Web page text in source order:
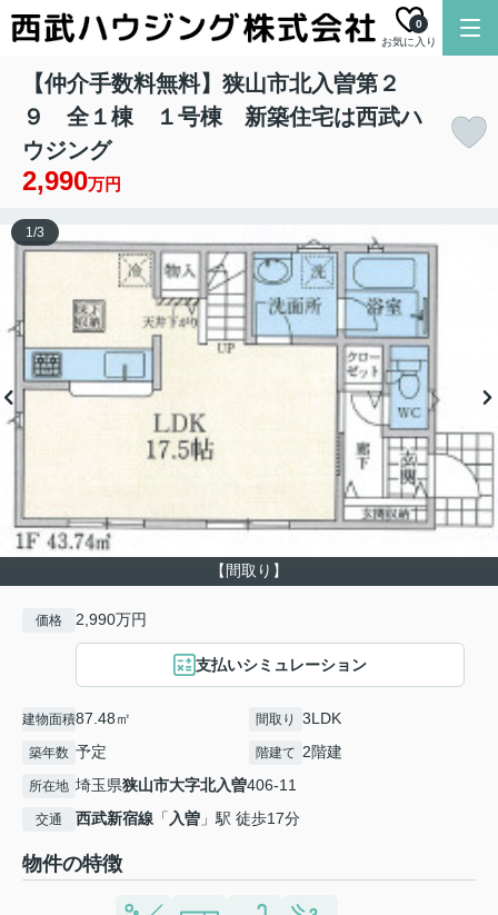
お気に入り
0
【仲介手数料無料】狭山市北入曽第２
９ 全１棟 １号棟 新築住宅は西武ハ
ウジング
2,990万円
【間取り】
1/3
価格 2,990万円
支払いシミュレーション
建物面積87.48㎡ 間取り 3LDK
築年数 予定 階建て 2階建
所在地 埼玉県狭山市大字北入曽406-11
交通 西武新宿線 「入曽 」駅 徒歩17分
物件の特徴